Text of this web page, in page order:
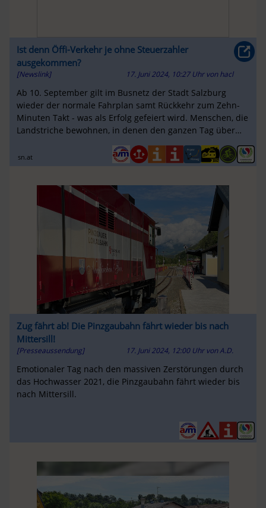
Ist denn Öffi-Verkehr je ohne Steuerzahler
ausgekommen?
[Newslink] 17. Juni 2024, 10:27 Uhr vonhacl
Ab 10. September gilt im Busnetz der Stadt Salzburg
wieder der normale Fahrplan samt Rückkehr zum Zehn-
Minuten Takt - was als Erfolg gefeiert wird. Menschen, die
Landstriche bewohnen, in denen den ganzen Tag über
sn.at
Zug fährt ab! Die Pinzgaubahn fährt wieder bis nach
Mittersill!
[Presseaussendung] 17. Juni 2024, 12:00 Uhr vonA.D.
Emotionaler Tag nach den massiven Zerstörungen durch
das Hochwasser 2021, die Pinzgaubahn fährt wieder bis
nach Mittersill.